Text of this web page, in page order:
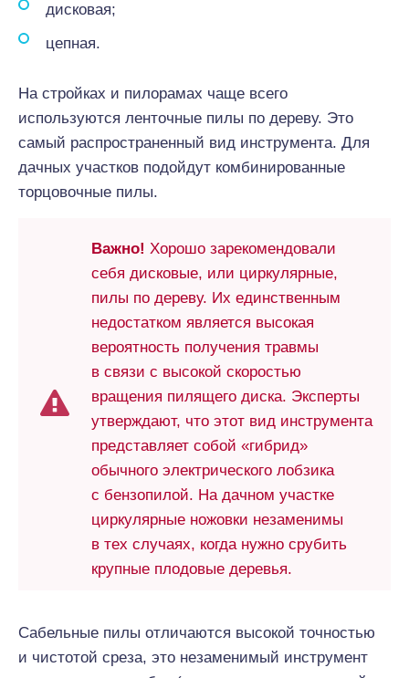
дисковая;
цепная.
На стройках и пилорамах чаще всего
используются ленточные пилы по дереву. Это
самый распространенный вид инструмента. Для
дачных участков подойдут комбинированные
торцовочные пилы.
Важно! Хорошо зарекомендовали
себя дисковые, или циркулярные,
пилы по дереву. Их единственным
недостатком является высокая
вероятность получения травмы
в связи с высокой скоростью
вращения пилящего диска. Эксперты
утверждают, что этот вид инструмента
представляет собой «гибрид»
обычного электрического лобзика
с бензопилой. На дачном участке
циркулярные ножовки незаменимы
в тех случаях, когда нужно срубить
крупные плодовые деревья.
Сабельные пилы отличаются высокой точностью
и чистотой среза, это незаменимый инструмент